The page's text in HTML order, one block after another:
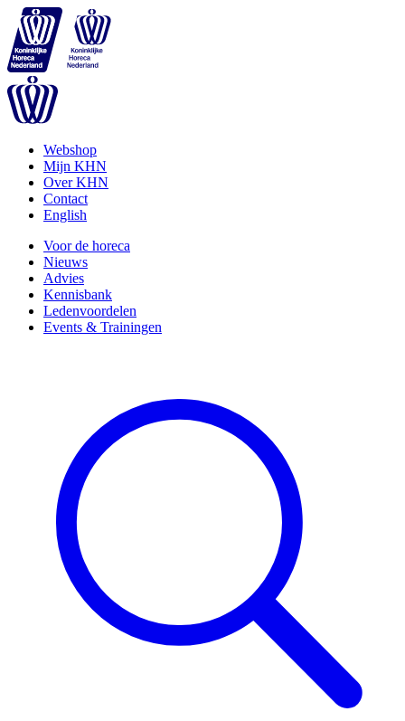
Webshop
Mijn KHN
Over KHN
Contact
English
Voor de horeca
Nieuws
Advies
Kennisbank
Ledenvoordelen
Events & Trainingen